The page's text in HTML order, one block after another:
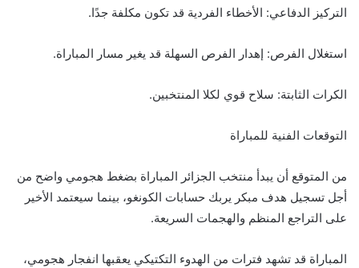
التركيز الدفاعي: الأخطاء الفردية قد تكون مكلفة جدًا.
استغلال الفرص: إهدار الفرص السهلة قد يغير مسار المباراة.
الكرات الثابتة: سلاح قوي لكلا المنتخبين.
التوقعات الفنية للمباراة
من المتوقع أن يبدأ منتخب الجزائر المباراة بضغط هجومي واضح من
أجل تسجيل هدف مبكر يربك حسابات الكونغو، بينما سيعتمد الأخير
على التراجع المنظم والهجمات السريعة.
المباراة قد تشهد فترات من الهدوء التكتيكي يعقبها انفجار هجومي،